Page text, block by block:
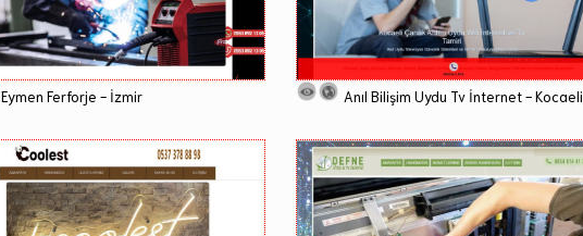
Eymen Ferforje - İzmir Anıl Bilişim Uydu Tv İnternet - Kocaeli